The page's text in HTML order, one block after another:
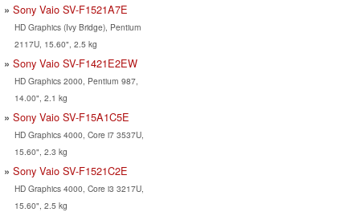
Sony Vaio SV-F1521A7E
HD Graphics (Ivy Bridge), Pentium
2117U, 15.60", 2.5 kg
Sony Vaio SV-F1421E2EW
HD Graphics 2000, Pentium 987,
14.00", 2.1 kg
Sony Vaio SV-F15A1C5E
HD Graphics 4000, Core i7 3537U,
15.60", 2.3 kg
Sony Vaio SV-F1521C2E
HD Graphics 4000, Core i3 3217U,
15.60", 2.5 kg